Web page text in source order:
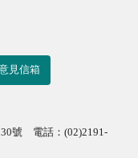
見信箱
號 電話：(02)2191-